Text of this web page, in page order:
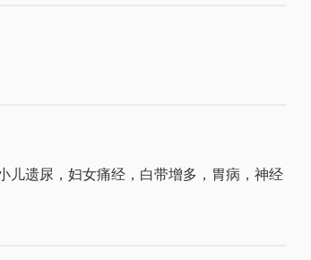
儿遗尿，妇女痛经，白带增多，胃病，神经